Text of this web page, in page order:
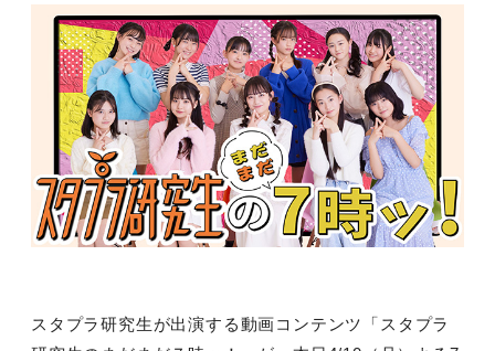
スタプラ研究生が出演する動画コンテンツ「スタプラ